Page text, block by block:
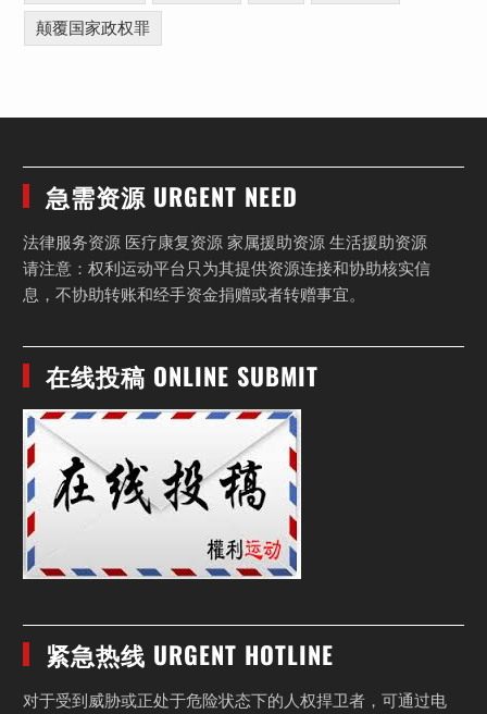
颠覆国家政权罪
急需资源 URGENT NEED
法律服务资源 医疗康复资源 家属援助资源 生活援助资源
请注意：权利运动平台只为其提供资源连接和协助核实信
息，不协助转账和经手资金捐赠或者转赠事宜。
在线投稿 ONLINE SUBMIT
紧急热线 URGENT HOTLINE
对于受到威胁或正处于危险状态下的人权捍卫者，可通过电